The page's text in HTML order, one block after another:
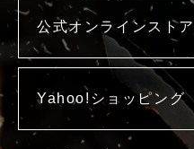
公式オンラインストア
Yahoo!ショッピング